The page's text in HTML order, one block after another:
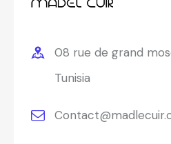
08 rue de grand
Tunisia